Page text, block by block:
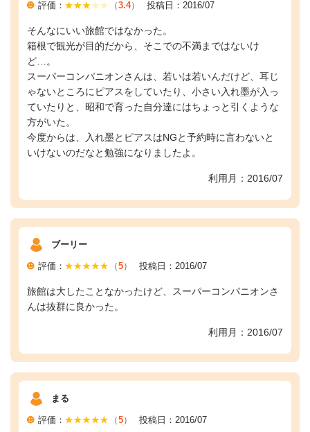
評価： （3.4） 投稿日：2016/07
そんなにいい旅館ではなかった。
箱根で観光が目的だから、そこでの不満まではないけ
ど…。
スーパーコンパニオンさんは、若いは若いんだけど、耳じ
ゃないところにピアスをしていたり、小さい入れ墨が入っ
ていたりと、昭和で育った自分達にはちょっと引くような
方がいた。
今度からは、入れ墨とピアスはNGと予約時に言わないと
いけないのだなと勉強になりましたよ。
利用月：2016/07
ブーリー
評価： （5） 投稿日：2016/07
旅館は大したことなかったけど、スーパーコンパニオンさ
んは抜群に良かった。
利用月：2016/07
まる
評価： （5） 投稿日：2016/07